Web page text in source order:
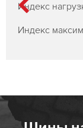
Индекс
Индекс